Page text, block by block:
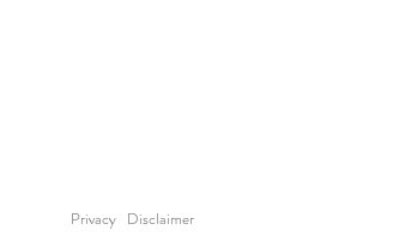
Privacy Disclaimer